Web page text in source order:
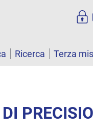
Ricerca Terza